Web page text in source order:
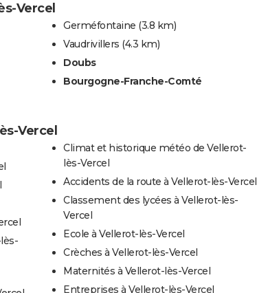
Vercel
Germéfontaine (3.8 km)
Vaudrivillers (4.3 km)
Doubs
Bourgogne-Franche-Comté
Vercel
Climat et historique météo de Vellerot-
lès-Vercel
Accidents de la route à Vellerot-lès-Vercel
Classement des lycées à Vellerot-lès-
Vercel
Ecole à Vellerot-lès-Vercel
Crèches à Vellerot-lès-Vercel
Maternités à Vellerot-lès-Vercel
Entreprises à Vellerot-lès-Vercel